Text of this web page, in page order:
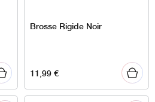
Brosse Rigide Noir
11,99€